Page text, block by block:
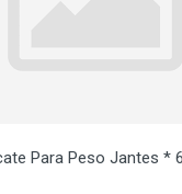
Para Peso Jantes *